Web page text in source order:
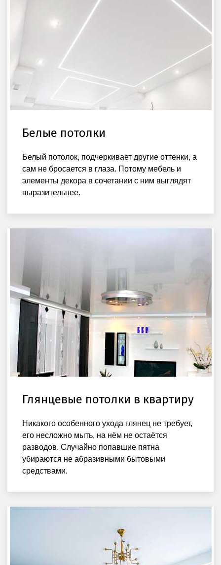
Белые потолки
Белый потолок, подчеркивает другие оттенки, а
сам не бросается в глаза. Потому мебель и
элементы декора в сочетании с ним выглядят
выразительнее.
Глянцевые потолки в квартиру
Никакого особенного ухода глянец не требует,
его несложно мыть, на нём не остаётся
разводов. Случайно попавшие пятна
убираются не абразивными бытовыми
средствами.